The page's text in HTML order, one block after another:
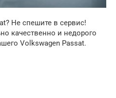
Не спешите в сервис!
качественно и недорого
Volkswagen Passat.